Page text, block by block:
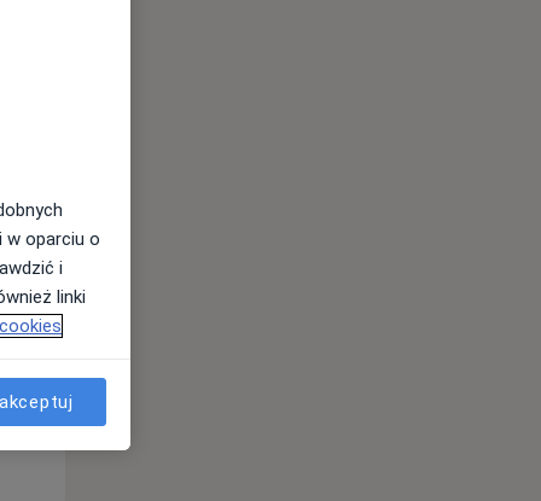
11 Sie
w oparciu o
i
linki